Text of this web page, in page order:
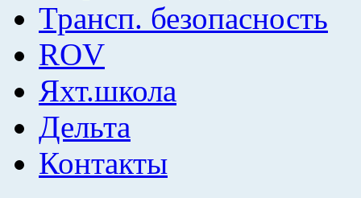
Трансп. безопасность
ROV
Яхт.школа
Дельта
Контакты